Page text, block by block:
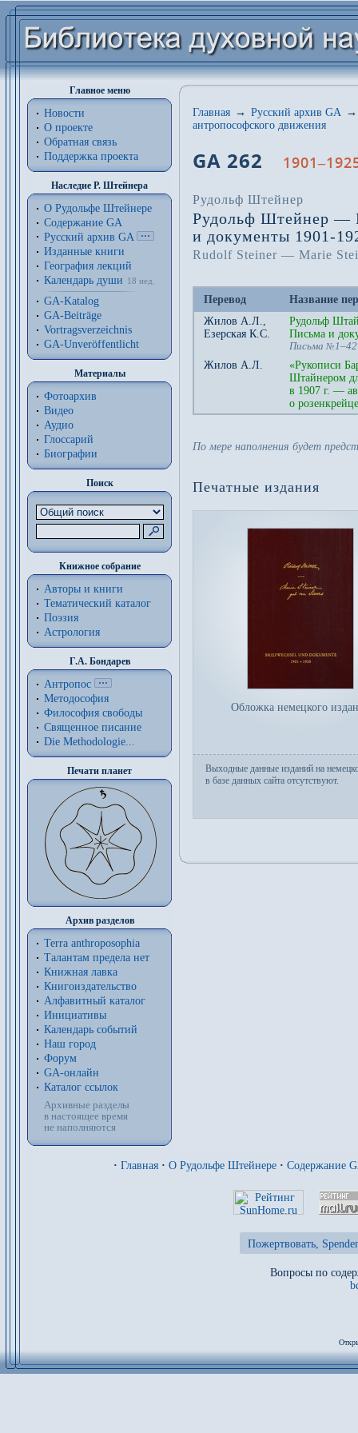
Главное меню
Новости
О проекте
Обратная связь
Поддержка проекта
Наследие Р. Штейнера
О Рудольфе Штейнере
Содержание GA
Русский архив GA
Изданные книги
География лекций
Календарь души
18 нед.
GA-Katalog
GA-Beiträge
Vortragsverzeichnis
GA-Unveröffentlicht
Материалы
Фотоархив
Видео
Аудио
Глоссарий
Биографии
Поиск
Книжное собрание
Авторы и книги
Тематический каталог
Поэзия
Астрология
Г.А. Бондарев
Антропос
Методософия
Философия cвободы
Священное писание
Die Methodologie...
Печати планет
Архив разделов
Terra anthroposophia
Талантам предела нет
Книжная лавка
Книгоиздательство
Алфавитный каталог
Инициативы
Календарь событий
Наш город
Форум
GA-онлайн
Каталог ссылок
Архивные разделы
в настоящее время
не наполняются
Главная → Русский архив GA →
антропософского движения
GA 262
Рудольф Штейнер
Рудольф Штейнер —
и документы 1901-
Rudolf Steiner — Marie
Перевод
Название
Жилов А.Л.
Езерская К.С.
Рудольф
Письма и
Письма №
Жилов А.Л.
«Рукописи
Штайнером
в 1907 г. —
о
По мере наполнения будет
Печатные издания
Обложка немецкого
Выходные данные изданий на
в базе данных сайта отсутствуют.
· Главная · О Рудольфе Штейнере · Содержание
Пожертвовать,
Вопросы по